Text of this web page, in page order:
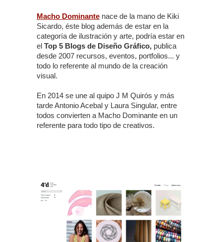
Macho Dominante nace de la mano de Kiki
Sicardo, éste blog además de estar en la
categoría de ilustración y arte, podría estar en
el Top 5 Blogs de Diseño Gráfico, publica
desde 2007 recursos, eventos, portfolios... y
todo lo referente al mundo de la creación
visual.
En 2014 se une al quipo J M Quirós y más
tarde Antonio Acebal y Laura Singular, entre
todos convierten a Macho Dominante en un
referente para todo tipo de creativos.